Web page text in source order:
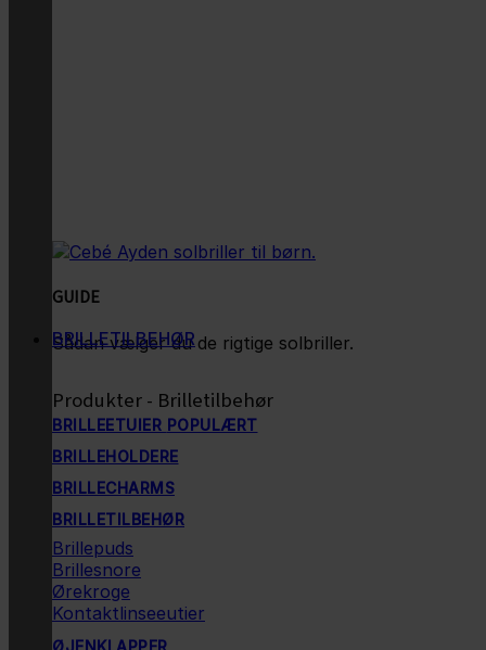
GUIDE
Sådan vælger du de rigtige solbriller.
BRILLETILBEHØR
Produkter - Brilletilbehør
BRILLEETUIER
BRILLEHOLDERE
BRILLECHARMS
BRILLETILBEHØR
Brillepuds
Brillesnore
Ørekroge
Kontaktlinseeutier
ØJENKLAPPER